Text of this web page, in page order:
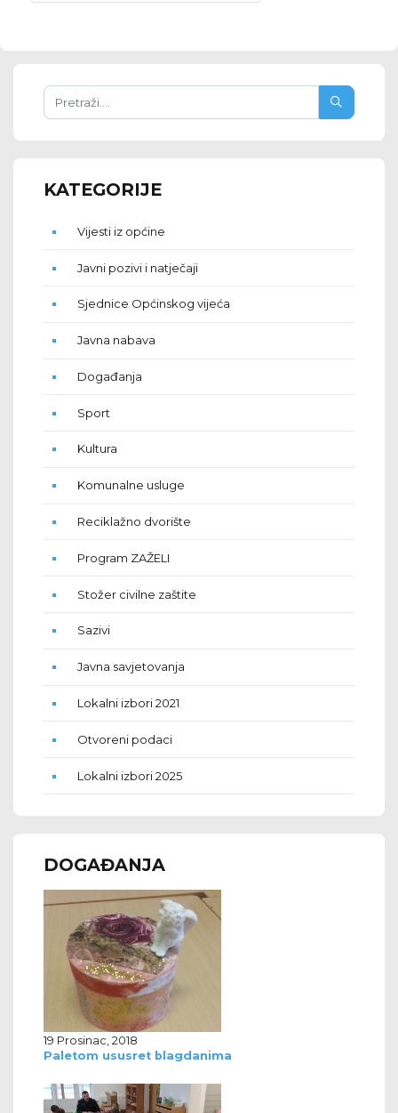
KATEGORIJE
Vijesti iz općine
Javni pozivi i natječaji
Sjednice Općinskog vijeća
Javna nabava
Događanja
Sport
Kultura
Komunalne usluge
Reciklažno dvorište
Program ZAŽELI
Stožer civilne zaštite
Sazivi
Javna savjetovanja
Lokalni izbori 2021
Otvoreni podaci
Lokalni izbori 2025
DOGAĐANJA
19 Prosinac, 2018
Paletom ususret blagdanima